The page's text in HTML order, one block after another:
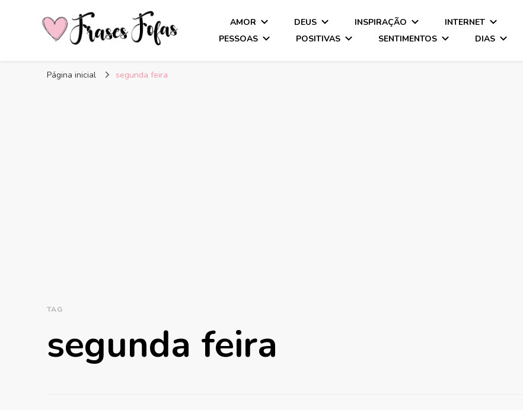
Frases Fofas
AMOR DEUS INSPIRAÇÃO INTERNET
PESSOAS
POSITIVAS SENTIMENTOS DIAS
Página inicial segunda feira
TAG
segunda feira